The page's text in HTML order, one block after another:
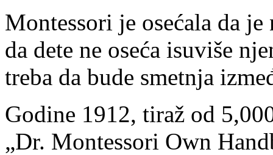
Montessori je osećala da
da dete ne oseća isuviše
treba da bude smetnja
Godine 1912, tiraž od
„Dr. Montessori Own